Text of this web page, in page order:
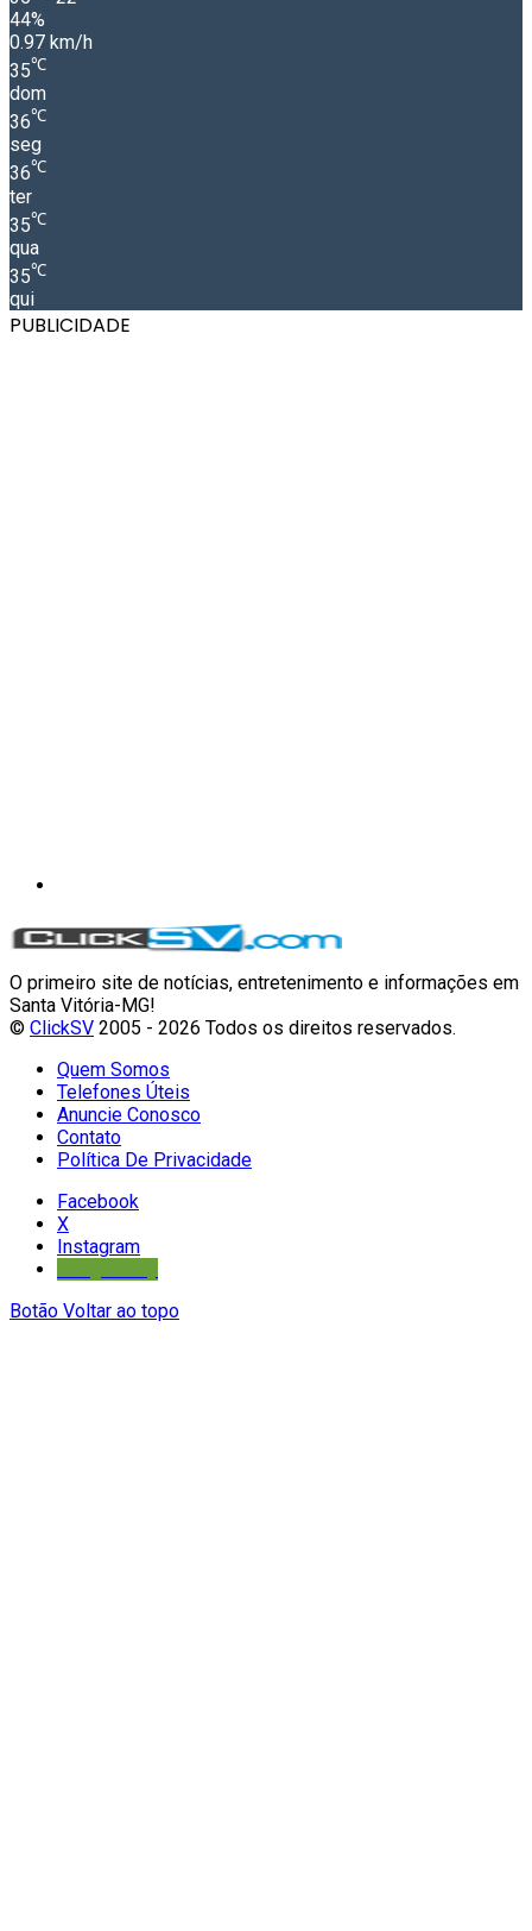
44%
0.97 km/h
35℃
dom
36℃
seg
36℃
ter
35℃
qua
35℃
qui
PUBLICIDADE
O primeiro site de notícias, entretenimento e informações em
Santa Vitória-MG!
© ClickSV 2005 - 2026 Todos os direitos reservados.
Quem Somos
Telefones Úteis
Anuncie Conosco
Contato
Política De Privacidade
Facebook
X
Instagram
Botão Voltar ao topo